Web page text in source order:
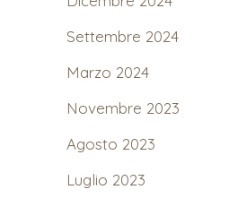
Settembre 2024
Marzo 2024
Novembre 2023
Agosto 2023
Luglio 2023